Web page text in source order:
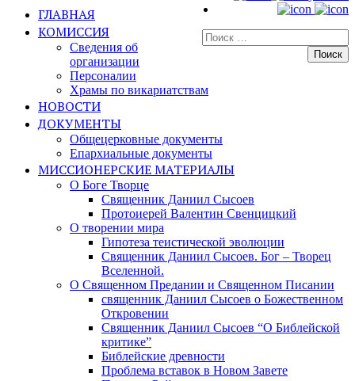
Искать:
ГЛАВНАЯ
КОМИССИЯ
Сведения об
организации
Персоналии
Храмы по викариатствам
НОВОСТИ
ДОКУМЕНТЫ
Общецерковные документы
Епархиальные документы
МИССИОНЕРСКИЕ МАТЕРИАЛЫ
О Боге Творце
Священник Даниил Сысоев
Протоиерей Валентин Свенцицкий
О творении мира
Гипотеза теистической эволюции
Священник Даниил Сысоев. Бог – Творец
Вселенной.
О Священном Предании и Священном Писании
священник Даниил Сысоев о Божественном
Откровении
Священник Даниил Сысоев “О Библейской
критике”
Библейские древности
Проблема вставок в Новом Завете